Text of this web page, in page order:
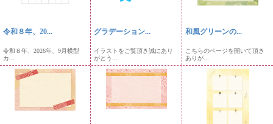
令和８年、20...
令和８年、2026年、9月横型
カ...
グラデーション...
イラストをご覧頂き誠にあり
がとう...
和風グリーンの...
こちらのページを開いて頂き
ありが...